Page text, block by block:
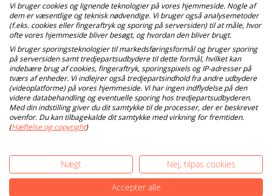
Vi bruger cookies og lignende teknologier på vores hjemmeside. Nogle af
dem er væsentlige og teknisk nødvendige. Vi bruger også analysemetoder
(f.eks. cookies eller fingeraftryk og sporing på serversiden) til at måle, hvor
ofte vores hjemmeside bliver besøgt, og hvordan den bliver brugt.
Vi bruger sporingsteknologier til markedsføringsformål og bruger sporing
på serversiden samt tredjepartsudbydere til dette formål, hvilket kan
indebære brug af cookies, fingeraftryk, sporingspixels og IP-adresser på
tværs af enheder. Vi indlejrer også tredjepartsindhold fra andre udbydere
(videoplatforme) på vores hjemmeside. Vi har ingen indflydelse på den
videre databehandling og eventuelle sporing hos tredjepartsudbyderen.
Med din indstilling giver du dit samtykke til de processer, der er beskrevet
ovenfor. Du kan tilbagekalde dit samtykke med virkning for fremtiden.
(Hæftelse og copyright)
Nægt
Nej, tilpas cookies
Accepter alle